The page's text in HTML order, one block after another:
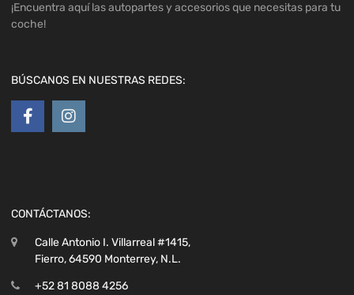
¡Encuentra aquí las autopartes y accesorios que necesitas para tu
coche!
BÚSCANOS EN NUESTRAS REDES:
CONTÁCTANOS:
Calle Antonio I. Villarreal #1415,
Fierro, 64590 Monterrey, N.L.
+52 81 8088 4256